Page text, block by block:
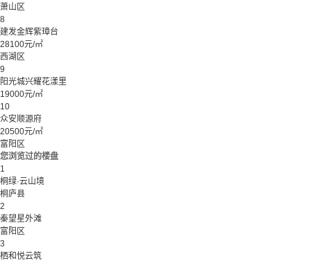
萧山区
8
建发金辉紫璋台
28100元/㎡
西湖区
9
阳光城兴耀花漾里
19000元/㎡
10
众安顺源府
20500元/㎡
富阳区
您浏览过的楼盘
1
桐绿·云山境
桐庐县
2
秦望星外滩
富阳区
3
栖和悦云筑